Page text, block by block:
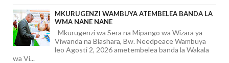
MKURUGENZI WAMBUYA ATEMBELEA BANDA LA
WMA NANE NANE
Mkurugenzi wa Sera na Mipango wa Wizara ya
Viwanda na Biashara, Bw. Needpeace Wambuya
leo Agosti 2, 2026 ametembelea banda la Wakala
wa Vi...